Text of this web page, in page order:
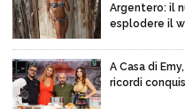
Argentero: il
esplodere il
A Casa di
ricordi